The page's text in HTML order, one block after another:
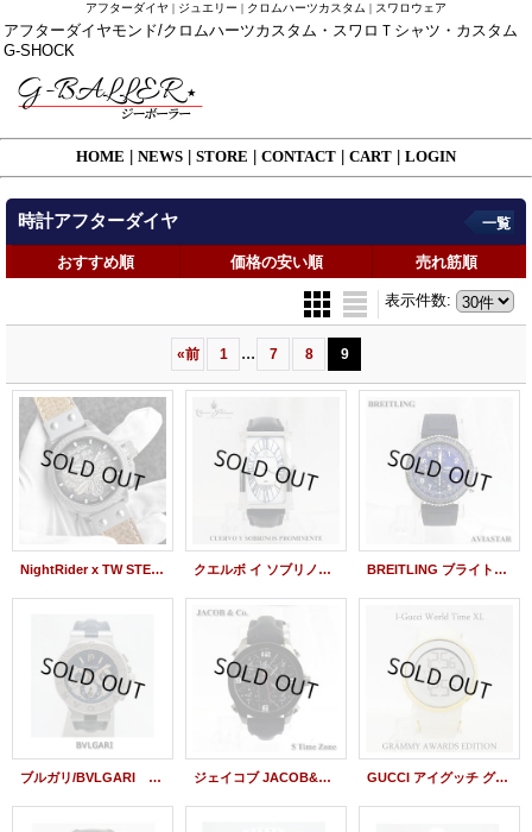
アフターダイヤ | ジュエリー | クロムハーツカスタム | スワロウェア
アフターダイヤモンド/クロムハーツカスタム・スワロＴシャツ・カスタム
G-SHOCK
HOME NEWS STORE CONTACT CART LOGIN
時計アフターダイヤ 一覧
おすすめ順 価格の安い順 売れ筋順
表示件数:
«前 1 ... 7 8 9
NightRider x TW STEEL コラボレーション 時計 イーグル NR1 国内未発売モデル クエルボ イ ソブリノス 腕時計 プロミネンテ A1012 BREITLING ブライトリング 時計 アヴィアスター
ブルガリ/BVLGARI ディアゴノ DG42C3SWGLDCH カリブロ303 ジェイコブ JACOB&Co. 5タイムゾーン ブラックPVD 40mm GUCCI アイグッチ グラミー ホワイト/ゴールド 限定